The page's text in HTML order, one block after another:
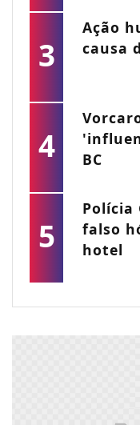
3
Ação
causa
4
BC
5
Polícia
falso
hotel